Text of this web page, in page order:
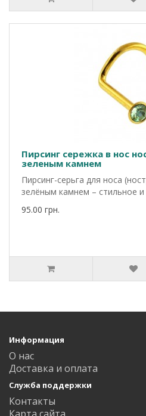
Пирсинг сережка в нос
зеленым камнем
Пирсинг-серьга для носа
зелёным камнем – стильное
95.00 грн.
Информация
О нас
Доставка и оплата
Служба поддержки
Контакты